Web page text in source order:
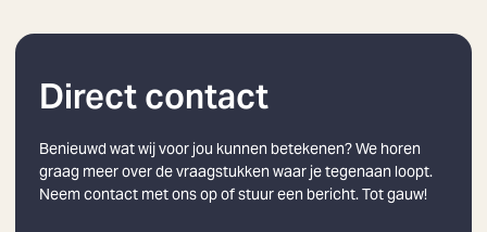
Direct contact
Benieuwd wat wij voor jou kunnen betekenen? We horen
graag meer over de vraagstukken waar je tegenaan loopt.
Neem contact met ons op of stuur een bericht. Tot gauw!
Zoeken